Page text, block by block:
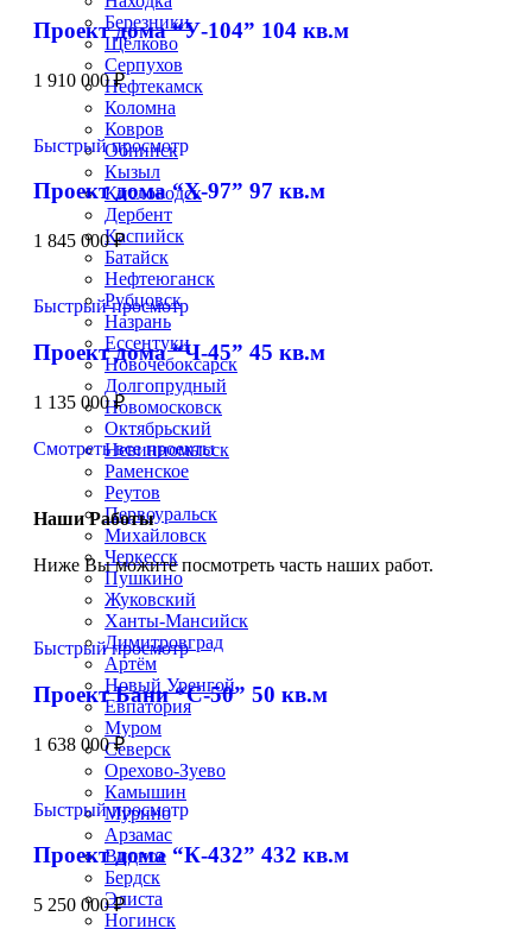
Березники
Щёлково
Серпухов
Нефтекамск
Коломна
Ковров
Обнинск
Кызыл
Кисловодск
Дербент
Каспийск
Батайск
Нефтеюганск
Рубцовск
Назрань
Ессентуки
Новочебоксарск
Долгопрудный
Новомосковск
Октябрьский
Невинномысск
Раменское
Реутов
Первоуральск
Михайловск
Черкесск
Пушкино
Жуковский
Ханты-Мансийск
Димитровград
Артём
Новый Уренгой
Евпатория
Муром
Северск
Орехово-Зуево
Камышин
Мурино
Арзамас
Видное
Бердск
Элиста
Ногинск
Проект дома “У-104” 104 кв.м
1 910 000₽
Быстрый просмотр
Проект дома “Х-97” 97 кв.м
1 845 000₽
Быстрый просмотр
Проект дома “Ч-45” 45 кв.м
1 135 000₽
Смотреть все проекты
Наши Работы
Ниже Вы можите посмотреть часть наших работ.
Быстрый просмотр
Проект Бани “С-50” 50 кв.м
1 638 000₽
Быстрый просмотр
Проект дома “К-432” 432 кв.м
5 250 000₽